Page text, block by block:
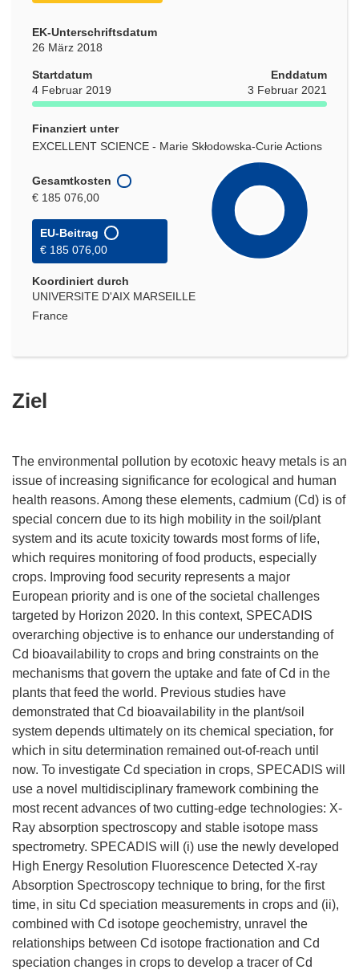
EK-Unterschriftsdatum
26 März 2018
Startdatum
4 Februar 2019
Enddatum
3 Februar 2021
Finanziert unter
EXCELLENT SCIENCE - Marie Skłodowska-Curie Actions
Gesamtkosten
€ 185 076,00
EU-Beitrag
€ 185 076,00
Koordiniert durch
UNIVERSITE D'AIX MARSEILLE
France
Ziel
The environmental pollution by ecotoxic heavy metals is an
issue of increasing significance for ecological and human
health reasons. Among these elements, cadmium (Cd) is of
special concern due to its high mobility in the soil/plant
system and its acute toxicity towards most forms of life,
which requires monitoring of food products, especially
crops. Improving food security represents a major
European priority and is one of the societal challenges
targeted by Horizon 2020. In this context, SPECADIS
overarching objective is to enhance our understanding of
Cd bioavailability to crops and bring constraints on the
mechanisms that govern the uptake and fate of Cd in the
plants that feed the world. Previous studies have
demonstrated that Cd bioavailability in the plant/soil
system depends ultimately on its chemical speciation, for
which in situ determination remained out-of-reach until
now. To investigate Cd speciation in crops, SPECADIS will
use a novel multidisciplinary framework combining the
most recent advances of two cutting-edge technologies: X-
Ray absorption spectroscopy and stable isotope mass
spectrometry. SPECADIS will (i) use the newly developed
High Energy Resolution Fluorescence Detected X-ray
Absorption Spectroscopy technique to bring, for the first
time, in situ Cd speciation measurements in crops and (ii),
combined with Cd isotope geochemistry, unravel the
relationships between Cd isotope fractionation and Cd
speciation changes in crops to develop a tracer of Cd